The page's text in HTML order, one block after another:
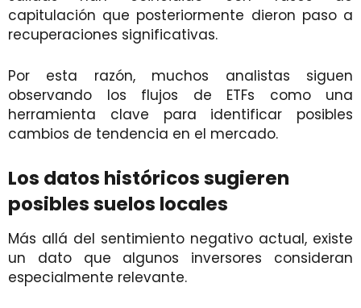
capitulación que posteriormente dieron paso a
recuperaciones significativas.
Por esta razón, muchos analistas siguen
observando los flujos de ETFs como una
herramienta clave para identificar posibles
cambios de tendencia en el mercado.
Los datos históricos sugieren
posibles suelos locales
Más allá del sentimiento negativo actual, existe
un dato que algunos inversores consideran
especialmente relevante.